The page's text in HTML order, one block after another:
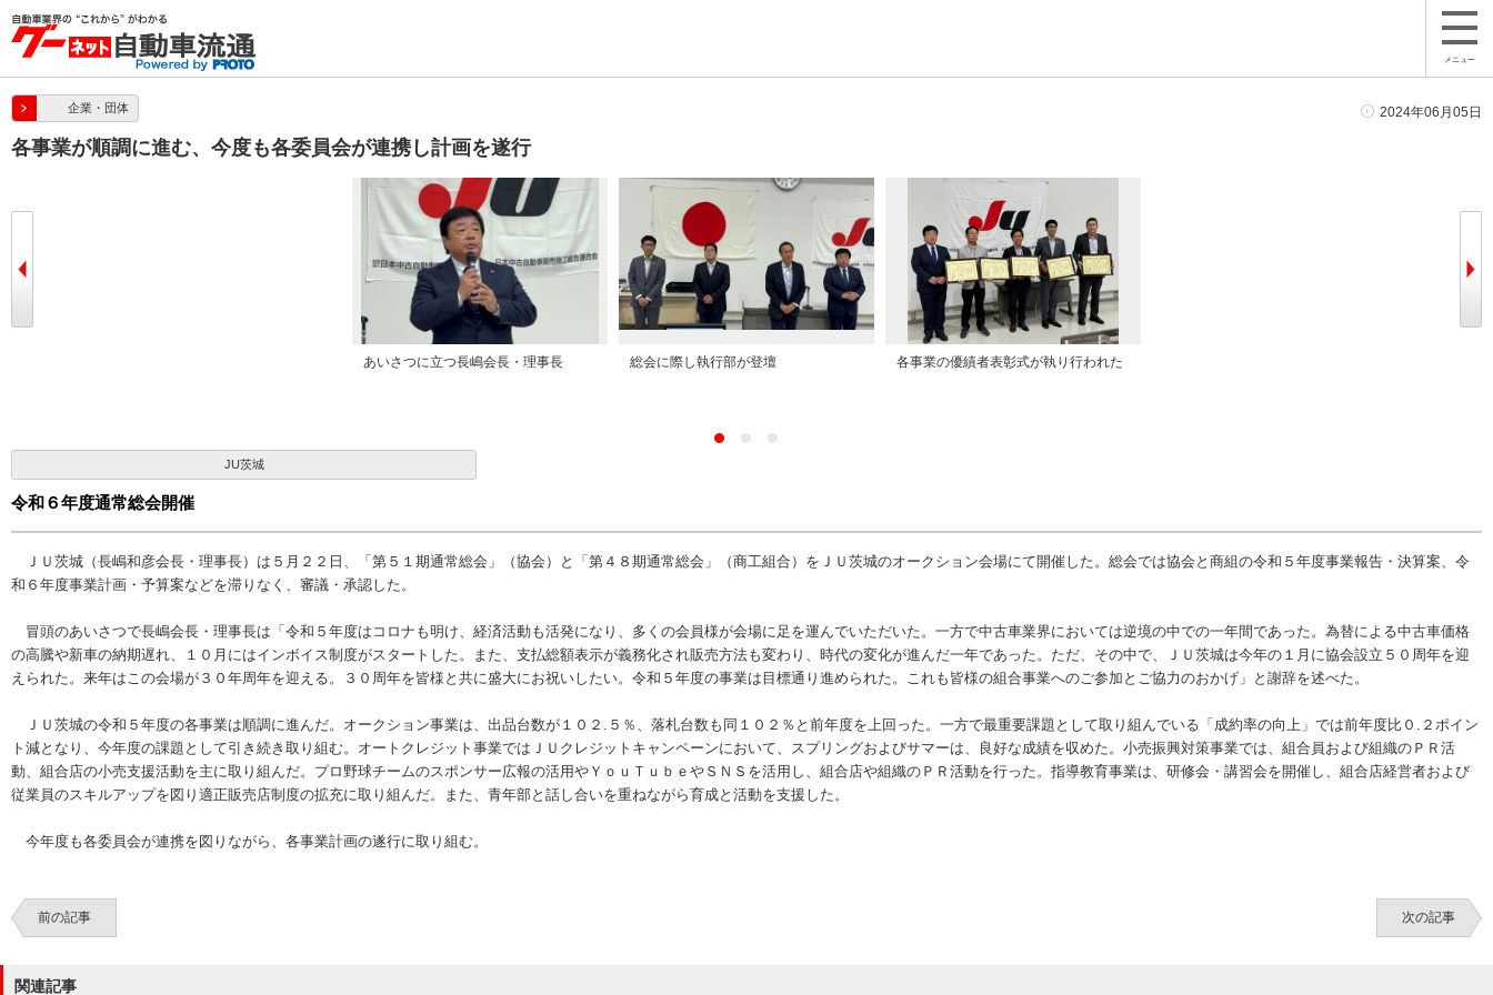
メニュー
企業・団体 2024年06月05日
各事業が順調に進む、今度も各委員会が連携し計画を遂行
あいさつに立つ長嶋会長・理事長 総会に際し執行部が登壇 各事業の優績者表彰式が執り行われた
JU茨城
令和６年度通常総会開催
ＪＵ茨城（長嶋和彦会長・理事長）は５月２２日、「第５１期通常総会」（協会）と「第４８期通常総会」（商工組合）をＪＵ茨城のオークション会場にて開催した。総会では協会と商組の令和５年度事業報告・決算案、令
和６年度事業計画・予算案などを滞りなく、審議・承認した。
冒頭のあいさつで長嶋会長・理事長は「令和５年度はコロナも明け、経済活動も活発になり、多くの会員様が会場に足を運んでいただいた。一方で中古車業界においては逆境の中での一年間であった。為替による中古車価格
の高騰や新車の納期遅れ、１０月にはインボイス制度がスタートした。また、支払総額表示が義務化され販売方法も変わり、時代の変化が進んだ一年であった。ただ、その中で、ＪＵ茨城は今年の１月に協会設立５０周年を迎
えられた。来年はこの会場が３０年周年を迎える。３０周年を皆様と共に盛大にお祝いしたい。令和５年度の事業は目標通り進められた。これも皆様の組合事業へのご参加とご協力のおかげ」と謝辞を述べた。
ＪＵ茨城の令和５年度の各事業は順調に進んだ。オークション事業は、出品台数が１０２.５％、落札台数も同１０２％と前年度を上回った。一方で最重要課題として取り組んでいる「成約率の向上」では前年度比０.２ポイン
ト減となり、今年度の課題として引き続き取り組む。オートクレジット事業ではＪＵクレジットキャンペーンにおいて、スプリングおよびサマーは、良好な成績を収めた。小売振興対策事業では、組合員および組織のＰＲ活
動、組合店の小売支援活動を主に取り組んだ。プロ野球チームのスポンサー広報の活用やＹｏｕＴｕｂｅやＳＮＳを活用し、組合店や組織のＰＲ活動を行った。指導教育事業は、研修会・講習会を開催し、組合店経営者および
従業員のスキルアップを図り適正販売店制度の拡充に取り組んだ。また、青年部と話し合いを重ねながら育成と活動を支援した。
今年度も各委員会が連携を図りながら、各事業計画の遂行に取り組む。
前の記事 次の記事
関連記事